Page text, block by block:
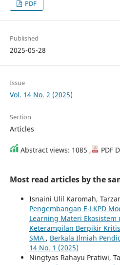
PDF
Published
2025-05-28
Issue
Vol. 14 No. 2 (2025)
Section
Articles
Abstract views: 1085 , PDF
Most read articles by the
Isnaini Ulil Karomah,
Pengembangan E-LKPD
Learning Materi
Keterampilan Berpikir
SMA , Berkala Ilmiah
14 No. 1 (2025)
Ningtyas Rahayu Pratiwi,